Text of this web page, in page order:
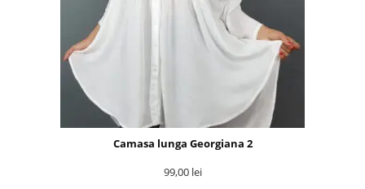
Camasa lunga Georgiana 2
99,00 lei